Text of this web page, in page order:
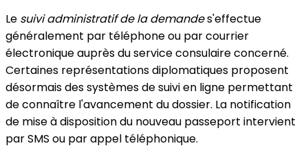
Le suivi administratif de la demandes'effectue
généralement par téléphone ou par courrier
électronique auprès du service consulaire concerné.
Certaines représentations diplomatiques proposent
désormais des systèmes de suivi en ligne permettant
de connaître l'avancement du dossier. La notification
de mise à disposition du nouveau passeport intervient
par SMS ou par appel téléphonique.